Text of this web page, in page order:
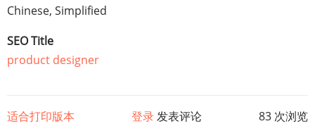
Chinese, Simplified
SEO Title
product designer
适合打印版本 登录发表评论
83 次浏览